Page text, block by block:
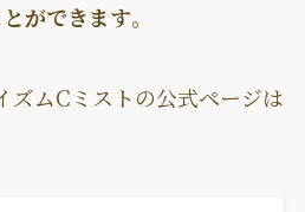
ができます。
ズムCミストの公式ページは